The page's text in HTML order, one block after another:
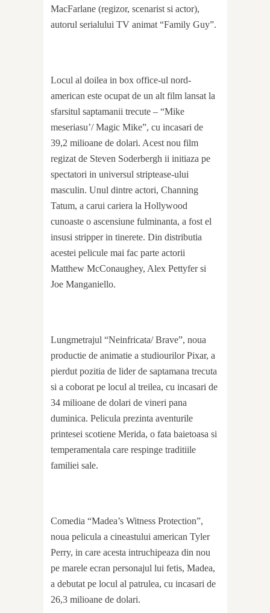
MacFarlane (regizor, scenarist si actor),
autorul serialului TV animat “Family Guy”.
Locul al doilea in box office-ul nord-
american este ocupat de un alt film lansat la
sfarsitul saptamanii trecute – “Mike
meseriasu’/ Magic Mike”, cu incasari de
39,2 milioane de dolari. Acest nou film
regizat de Steven Soderbergh ii initiaza pe
spectatori in universul striptease-ului
masculin. Unul dintre actori, Channing
Tatum, a carui cariera la Hollywood
cunoaste o ascensiune fulminanta, a fost el
insusi stripper in tinerete. Din distributia
acestei pelicule mai fac parte actorii
Matthew McConaughey, Alex Pettyfer si
Joe Manganiello.
Lungmetrajul “Neinfricata/ Brave”, noua
productie de animatie a studiourilor Pixar, a
pierdut pozitia de lider de saptamana trecuta
si a coborat pe locul al treilea, cu incasari de
34 milioane de dolari de vineri pana
duminica. Pelicula prezinta aventurile
printesei scotiene Merida, o fata baietoasa si
temperamentala care respinge traditiile
familiei sale.
Comedia “Madea’s Witness Protection”,
noua pelicula a cineastului american Tyler
Perry, in care acesta intruchipeaza din nou
pe marele ecran personajul lui fetis, Madea,
a debutat pe locul al patrulea, cu incasari de
26,3 milioane de dolari.